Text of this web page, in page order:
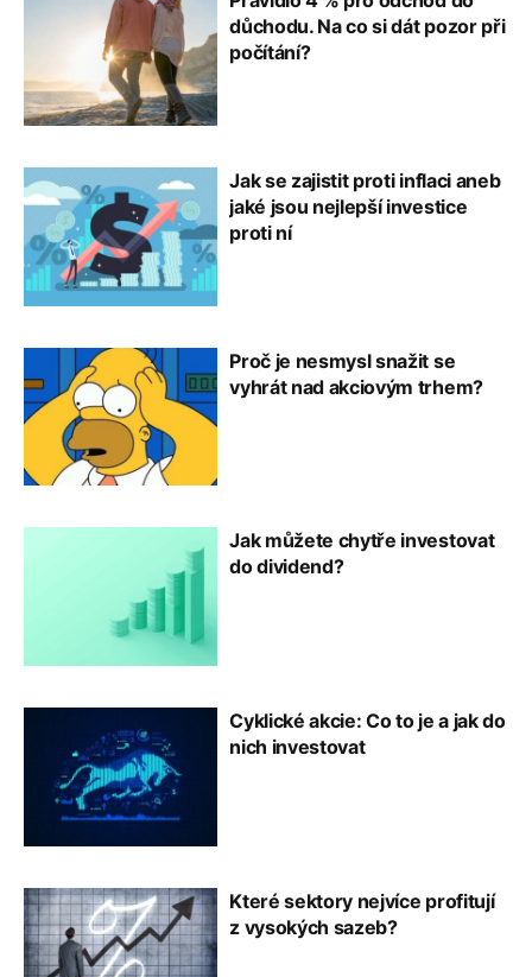
důchodu. Na co si dát pozor při
počítání?
Jak se zajistit proti inflaci aneb
jaké jsou nejlepší investice
proti ní
Proč je nesmysl snažit se
vyhrát nad akciovým trhem?
Jak můžete chytře investovat
do dividend?
Cyklické akcie: Co to je a jak do
nich investovat
Které sektory nejvíce profitují
z vysokých sazeb?